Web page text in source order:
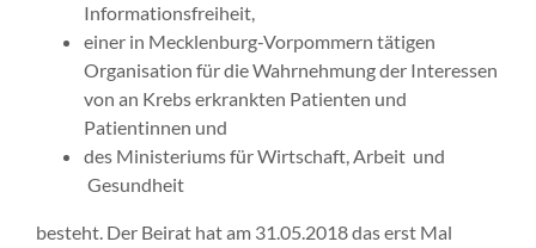
Informations­freiheit,
einer in Mecklenburg-Vorpommern tätigen
Organisation für die Wahrnehmung der Interessen
von an Krebs erkrankten Patienten und
Patientinnen und
des Ministeriums für Wirtschaft, Arbeit und
Gesundheit
besteht. Der Beirat hat am 31.05.2018 das erst Mal